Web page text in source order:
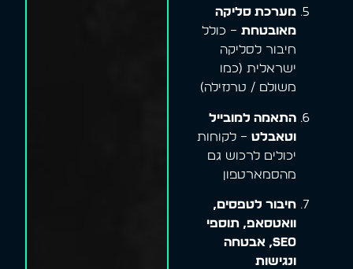
מערכת סליקה
מאובטחת – כולל
חיבור לסליקה
ישראלית (כמו
משולם / טרנזילה)
התאמה למובייל
וטאבלט – לקוחות
יכולים לרכוש גם
מהסמארטפון
חיבור לטפסים,
וואטסאפ, תוספי
SEO, אבטחה
ונגישות